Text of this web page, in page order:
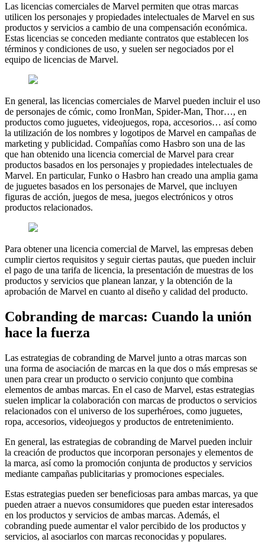
Las licencias comerciales de Marvel permiten que otras marcas
utilicen los personajes y propiedades intelectuales de Marvel en sus
productos y servicios a cambio de una compensación económica.
Estas licencias se conceden mediante contratos que establecen los
términos y condiciones de uso, y suelen ser negociados por el
equipo de licencias de Marvel.
En general, las licencias comerciales de Marvel pueden incluir el uso
de personajes de cómic, como IronMan, Spider-Man, Thor…, en
productos como juguetes, videojuegos, ropa, accesorios… así como
la utilización de los nombres y logotipos de Marvel en campañas de
marketing y publicidad. Compañías como Hasbro son una de las
que han obtenido una licencia comercial de Marvel para crear
productos basados en los personajes y propiedades intelectuales de
Marvel. En particular, Funko o Hasbro han creado una amplia gama
de juguetes basados en los personajes de Marvel, que incluyen
figuras de acción, juegos de mesa, juegos electrónicos y otros
productos relacionados.
Para obtener una licencia comercial de Marvel, las empresas deben
cumplir ciertos requisitos y seguir ciertas pautas, que pueden incluir
el pago de una tarifa de licencia, la presentación de muestras de los
productos y servicios que planean lanzar, y la obtención de la
aprobación de Marvel en cuanto al diseño y calidad del producto.
Cobranding de marcas: Cuando la unión
hace la fuerza
Las estrategias de cobranding de Marvel junto a otras marcas son
una forma de asociación de marcas en la que dos o más empresas se
unen para crear un producto o servicio conjunto que combina
elementos de ambas marcas. En el caso de Marvel, estas estrategias
suelen implicar la colaboración con marcas de productos o servicios
relacionados con el universo de los superhéroes, como juguetes,
ropa, accesorios, videojuegos y productos de entretenimiento.
En general, las estrategias de cobranding de Marvel pueden incluir
la creación de productos que incorporan personajes y elementos de
la marca, así como la promoción conjunta de productos y servicios
mediante campañas publicitarias y promociones especiales.
Estas estrategias pueden ser beneficiosas para ambas marcas, ya que
pueden atraer a nuevos consumidores que pueden estar interesados
en los productos y servicios de ambas marcas. Además, el
cobranding puede aumentar el valor percibido de los productos y
servicios, al asociarlos con marcas reconocidas y populares.